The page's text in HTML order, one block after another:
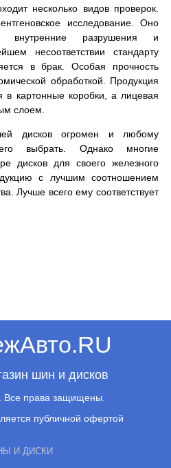
несколько видов проверок.
исследование. Оно
внутренние разрушения и
несоответствии стандарту
в брак. Особая прочность
обработкой. Продукция
в картонные коробки, а лицевая
слоем.
дисков огромен и любому
выбрать. Однако многие
дисков для своего железного
с лучшим соотношением
Лучше всего ему соответствует
шин и дисков
Все права защищены.
публичной офертой
И ДИСКИ